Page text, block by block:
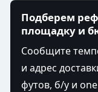
Подберем
площадку и
Сообщите
и адрес
футов, б/у и